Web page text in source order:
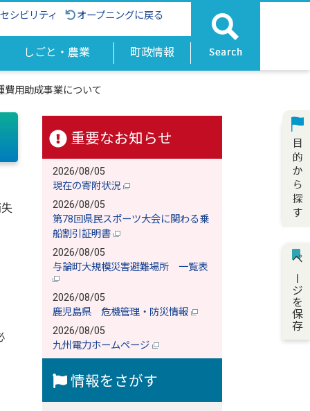
シビリティ オープニングに戻る
しごと・農業 町政情報
費用助成事業について
重要なお知らせ
2026/08/05
現在の寄附状況
2026/08/05
第78回県民スポーツ大会に関わる乗
船割引証明書
2026/08/05
与論町大規模災害避難場所 一覧表
2026/08/05
鹿児島県 危機管理・防災情報
2026/08/05
九州電力ホームページ
情報をさがす
ページを保存